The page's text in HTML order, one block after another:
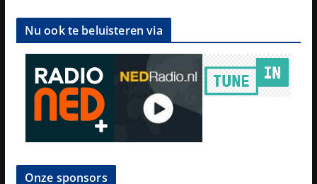
Nu ook te beluisteren via
Onze sponsors